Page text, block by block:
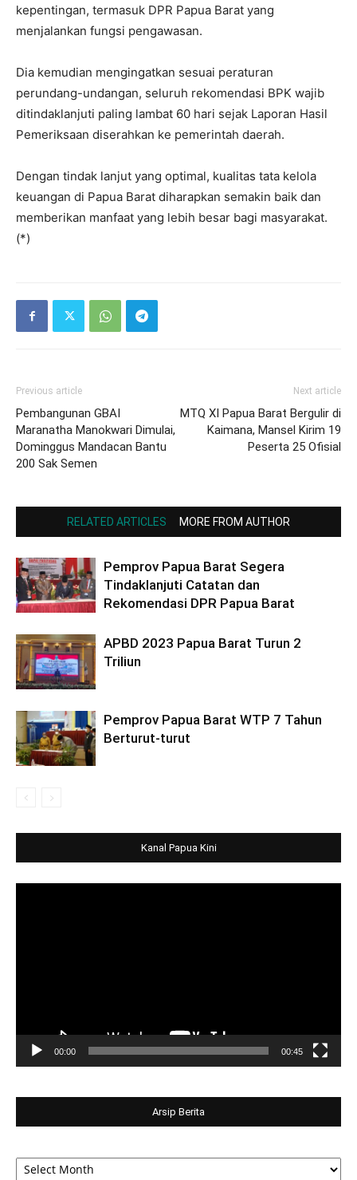
kepentingan, termasuk DPR Papua Barat yang
menjalankan fungsi pengawasan.
Dia kemudian mengingatkan sesuai peraturan
perundang-undangan, seluruh rekomendasi BPK wajib
ditindaklanjuti paling lambat 60 hari sejak Laporan Hasil
Pemeriksaan diserahkan ke pemerintah daerah.
Dengan tindak lanjut yang optimal, kualitas tata kelola
keuangan di Papua Barat diharapkan semakin baik dan
memberikan manfaat yang lebih besar bagi masyarakat.
(*)
Previous article
Pembangunan GBAI
Maranatha Manokwari Dimulai,
Dominggus Mandacan Bantu
200 Sak Semen
Next article
MTQ XI Papua Barat Bergulir di
Kaimana, Mansel Kirim 19
Peserta 25 Ofisial
RELATED ARTICLES MORE FROM AUTHOR
Pemprov Papua Barat Segera
Tindaklanjuti Catatan dan
Rekomendasi DPR Papua Barat
APBD 2023 Papua Barat Turun 2
Triliun
Pemprov Papua Barat WTP 7 Tahun
Berturut-turut
Kanal Papua Kini
00:00 00:45
Arsip Berita
Arsip
Berita